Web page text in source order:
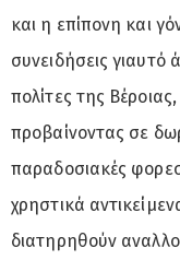
και η επίπονη και
συνειδήσεις γιαυτό
πολίτες της
προβαίνοντας σε
παραδοσιακές
χρηστικά
διατηρηθούν